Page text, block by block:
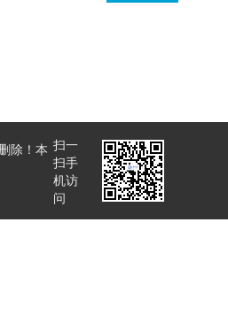
除！本 扫一
扫手
机访
问